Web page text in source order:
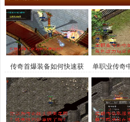
传奇首爆装备如何快速获
取？
单职业传奇
角色战力与